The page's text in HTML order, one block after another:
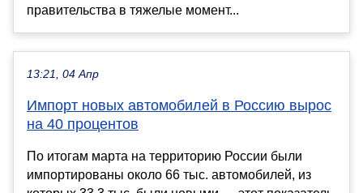
правительства в тяжелые момент...
13:21, 04 Апр
Импорт новых автомобилей в Россию вырос
на 40 процентов
По итогам марта на территорию России были
импортированы около 66 тыс. автомобилей, из